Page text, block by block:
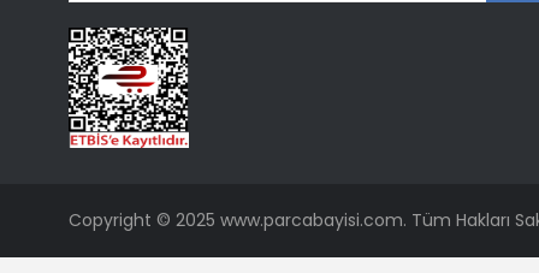
Copyright © 2025 www.parcabayisi.com. Tüm Hakları